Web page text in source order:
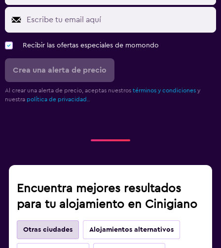
Recibir las ofertas especiales de momondo
Crea una alerta de precio
Al crear una alerta de precio, aceptas nuestros términos y condiciones y
nuestra política de privacidad.
Encuentra mejores resultados
para tu alojamiento en Cinigiano
Otras ciudades Alojamientos alternativos